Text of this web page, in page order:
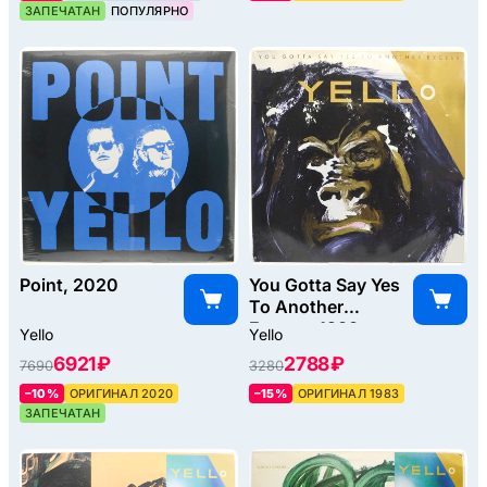
ЗАПЕЧАТАН
ПОПУЛЯРНО
Point, 2020
Yello
76906921 ₽
–10%
ОРИГИНАЛ 2020
ЗАПЕЧАТАН
You Gotta Say Yes
To Another
Excess, 1983
Yello
32802788 ₽
–15% ОРИГИНАЛ 1983